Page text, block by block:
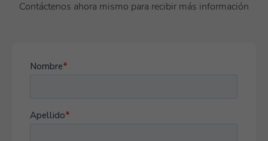
Contáctenos ahora mismo para recibir más información